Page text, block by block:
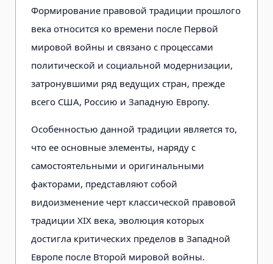
Формирование правовой традиции прошлого
века относится ко времени после Первой
мировой войны и связано с процессами
политической и социальной модернизации,
затронувшими ряд ведущих стран, прежде
всего США, Россию и Западную Европу.
Особенностью данной традиции является то,
что ее основные элементы, наряду с
самостоятельными и оригинальными
факторами, представляют собой
видоизменение черт классической правовой
традиции XIX века, эволюция которых
достигла критических пределов в Западной
Европе после Второй мировой войны.